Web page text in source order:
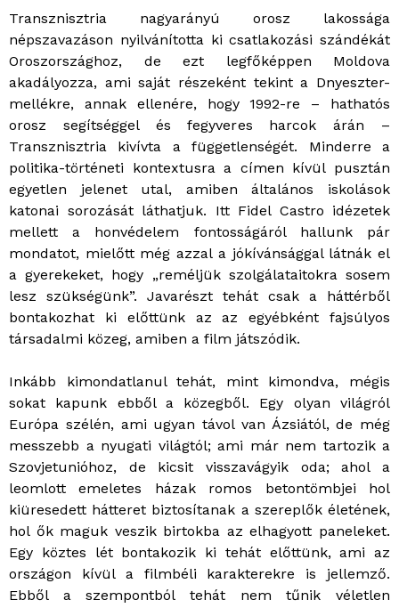
Transznisztria nagyarányú orosz lakossága
népszavazáson nyilvánította ki csatlakozási szándékát
Oroszországhoz, de ezt legfőképpen Moldova
akadályozza, ami saját részeként tekint a Dnyeszter-
mellékre, annak ellenére, hogy 1992-re – hathatós
orosz segítséggel és fegyveres harcok árán –
Transznisztria kivívta a függetlenségét. Minderre a
politika-történeti kontextusra a címen kívül pusztán
egyetlen jelenet utal, amiben általános iskolások
katonai sorozását láthatjuk. Itt Fidel Castro idézetek
mellett a honvédelem fontosságáról hallunk pár
mondatot, mielőtt még azzal a jókívánsággal látnák el
a gyerekeket, hogy „reméljük szolgálataitokra sosem
lesz szükségünk”. Javarészt tehát csak a háttérből
bontakozhat ki előttünk az az egyébként fajsúlyos
társadalmi közeg, amiben a film játszódik.
Inkább kimondatlanul tehát, mint kimondva, mégis
sokat kapunk ebből a közegből. Egy olyan világról
Európa szélén, ami ugyan távol van Ázsiától, de még
messzebb a nyugati világtól; ami már nem tartozik a
Szovjetunióhoz, de kicsit visszavágyik oda; ahol a
leomlott emeletes házak romos betontömbjei hol
kiüresedett hátteret biztosítanak a szereplők életének,
hol ők maguk veszik birtokba az elhagyott paneleket.
Egy köztes lét bontakozik ki tehát előttünk, ami az
országon kívül a filmbéli karakterekre is jellemző.
Ebből a szempontból tehát nem tűnik véletlen